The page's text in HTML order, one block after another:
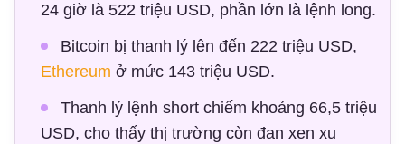
24 giờ là 522 triệu USD, phần lớn là lệnh long.
Bitcoin bị thanh lý lên đến 222 triệu USD,
Ethereum ở mức 143 triệu USD.
Thanh lý lệnh short chiếm khoảng 66,5 triệu
USD, cho thấy thị trường còn đan xen xu